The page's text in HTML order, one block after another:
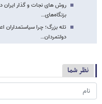
بزنگاه‌های…
تله بزرگ؛ چرا سیاستمداران
دولتمردان…
نظر شما